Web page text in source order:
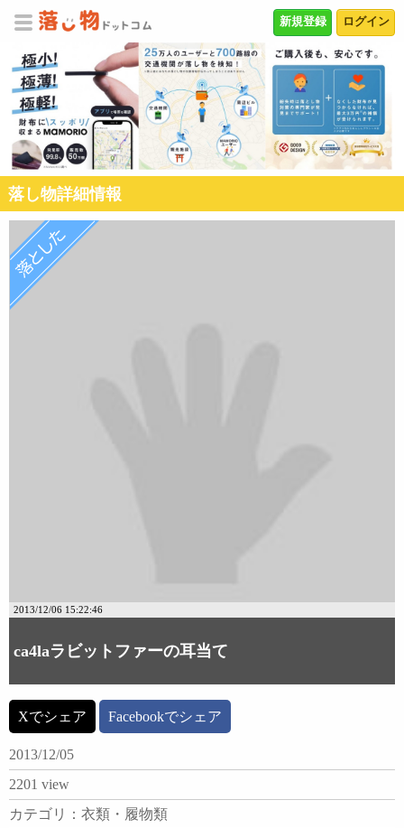
ログイン
新規登録
落し物詳細情報
2013/12/06 15:22:46
ca4laラビットファーの耳当て
Xでシェア Facebookでシェア
2013/12/05
2201 view
カテゴリ：衣類・履物類